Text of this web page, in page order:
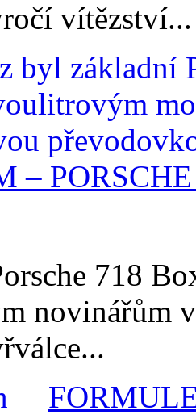
vítězství...
–
718
novinářům